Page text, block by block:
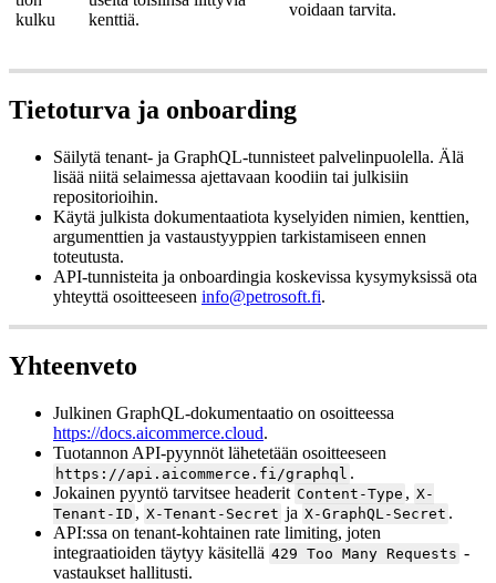
kulku
kenttiä.
voidaan tarvita.
Tietoturva ja onboarding
Säilytä tenant- ja GraphQL-tunnisteet palvelinpuolella. Älä
lisää niitä selaimessa ajettavaan koodiin tai julkisiin
repositorioihin.
Käytä julkista dokumentaatiota kyselyiden nimien, kenttien,
argumenttien ja vastaustyyppien tarkistamiseen ennen
toteutusta.
API-tunnisteita ja onboardingia koskevissa kysymyksissä ota
yhteyttä osoitteeseen info@petrosoft.fi.
Yhteenveto
Julkinen GraphQL-dokumentaatio on osoitteessa
https://docs.aicommerce.cloud.
Tuotannon API-pyynnöt lähetetään osoitteeseen
https://api.aicommerce.fi/graphql .
Jokainen pyyntö tarvitsee headerit Content-Type , X-
Tenant-ID , X-Tenant-Secret ja X-GraphQL-Secret .
API:ssa on tenant-kohtainen rate limiting, joten
integraatioiden täytyy käsitellä 429 Too Many Requests -
vastaukset hallitusti.